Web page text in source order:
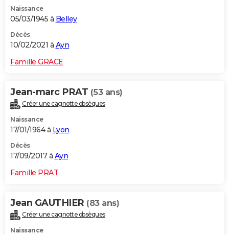
Naissance
05/03/1945 à Belley
Décès
10/02/2021 à Ayn
Famille GRACE
Jean-marc PRAT (53 ans)
Créer une cagnotte obsèques
Naissance
17/01/1964 à Lyon
Décès
17/09/2017 à Ayn
Famille PRAT
Jean GAUTHIER (83 ans)
Créer une cagnotte obsèques
Naissance